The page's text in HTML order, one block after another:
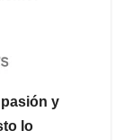
y
lo